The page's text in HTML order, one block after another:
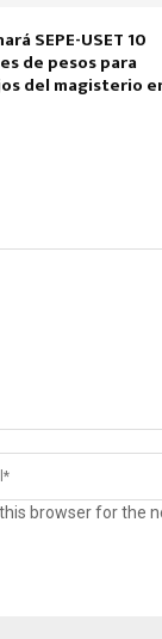
SEPE-USET 10
de pesos para
del magisterio
browser for the